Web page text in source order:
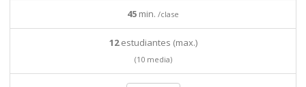
45 min. /clase
12estudiantes (max.)
(10 media)